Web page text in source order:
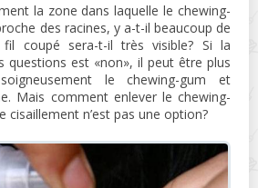
la zone dans laquelle le chewing-
des racines, y a-t-il beaucoup de
coupé sera-t-il très visible? Si la
questions est «non», il peut être plus
le chewing-gum et
Mais comment enlever le chewing-
cisaillement n’est pas une option?